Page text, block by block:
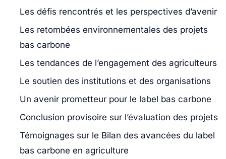
Les défis rencontrés et les perspectives d’avenir
Les retombées environnementales des projets
bas carbone
Les tendances de l’engagement des agriculteurs
Le soutien des institutions et des organisations
Un avenir prometteur pour le label bas carbone
Conclusion provisoire sur l’évaluation des projets
Témoignages sur le Bilan des avancées du label
bas carbone en agriculture